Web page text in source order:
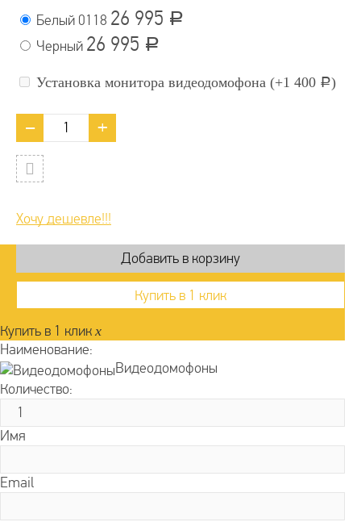
Белый 0118 26 995 Р
Черный 26 995 Р
Установка монитора видеодомофона (+1 400 Р)
Хочу дешевле!!!
Купить в 1 клик
Купить в 1 клик x
Наименование:
Видеодомофоны
Количество:
Имя
Email